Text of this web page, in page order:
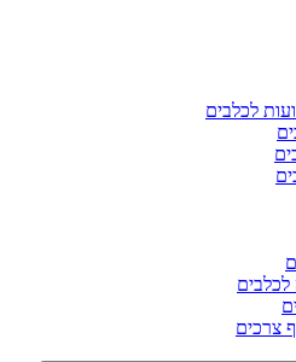
לכלבים
לכלבים
צרכים